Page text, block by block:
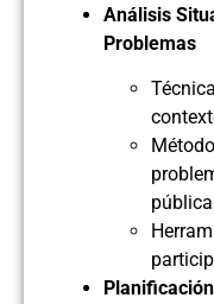
Análisis
Problemas
pública